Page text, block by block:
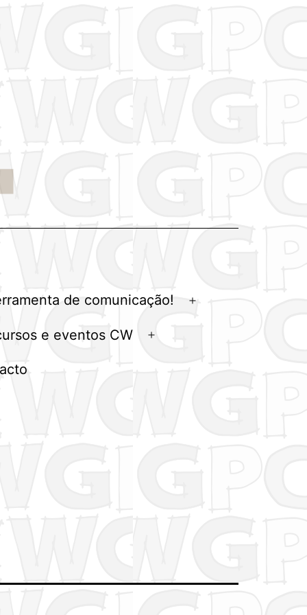
de comunicação!
Abrir
e eventos CW
Abrir